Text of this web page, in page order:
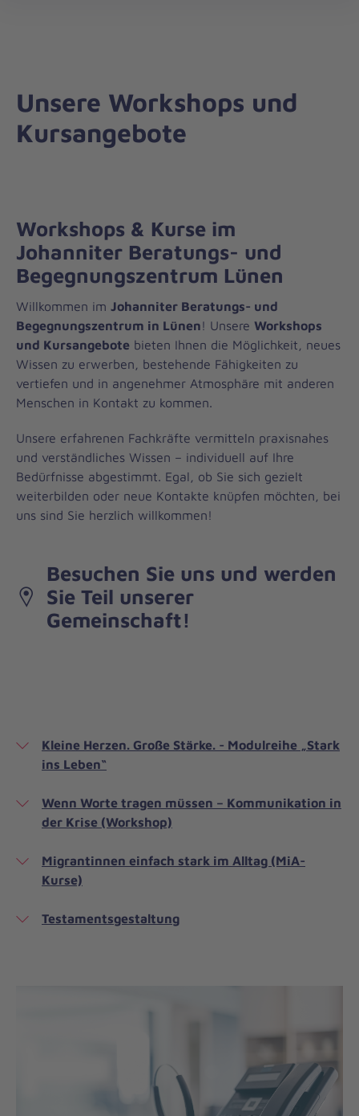
Unsere Workshops und
Kursangebote
Workshops & Kurse im
Johanniter Beratungs- und
Begegnungszentrum Lünen
Willkommen im Johanniter Beratungs- und
Begegnungszentrum in Lünen! Unsere Workshops
und Kursangebote bieten Ihnen die Möglichkeit, neues
Wissen zu erwerben, bestehende Fähigkeiten zu
vertiefen und in angenehmer Atmosphäre mit anderen
Menschen in Kontakt zu kommen.
Unsere erfahrenen Fachkräfte vermitteln praxisnahes
und verständliches Wissen – individuell auf Ihre
Bedürfnisse abgestimmt. Egal, ob Sie sich gezielt
weiterbilden oder neue Kontakte knüpfen möchten, bei
uns sind Sie herzlich willkommen!
Besuchen Sie uns und werden
Sie Teil unserer
Gemeinschaft!
Kleine Herzen. Große Stärke. - Modulreihe „Stark
ins Leben“
Wenn Worte tragen müssen – Kommunikation in
der Krise (Workshop)
Migrantinnen einfach stark im Alltag (MiA-
Kurse)
Testamentsgestaltung